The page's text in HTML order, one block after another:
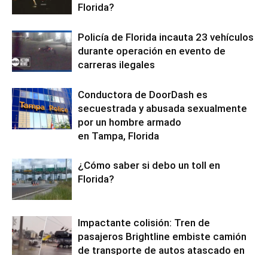
Florida?
Policía de Florida incauta 23 vehículos
durante operación en evento de
carreras ilegales
Conductora de DoorDash es
secuestrada y abusada sexualmente
por un hombre armado
en Tampa, Florida
¿Cómo saber si debo un toll en
Florida?
Impactante colisión: Tren de
pasajeros Brightline embiste camión
de transporte de autos atascado en